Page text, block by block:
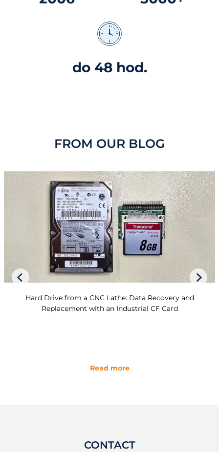
do 48 hod.
FROM OUR BLOG
Hard Drive from a CNC Lathe: Data Recovery and
Replacement with an Industrial CF Card
Read more
CONTACT